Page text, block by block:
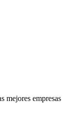
mejores empresas